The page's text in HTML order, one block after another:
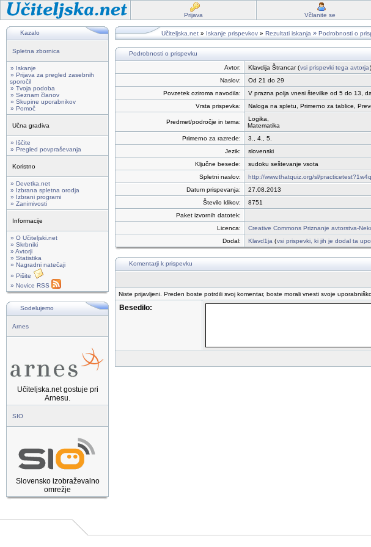
Prijava Včlanite se
Kazalo
Spletna zbornica
» Iskanje
» Prijava za pregled zasebnih
sporočil
» Tvoja podoba
» Seznam članov
» Skupine uporabnikov
» Pomoč
Učna gradiva
» Iščite
» Pregled povpraševanja
Koristno
» Devetka.net
» Izbrana spletna orodja
» Izbrani programi
» Zanimivosti
Informacije
» O Učiteljski.net
» Skrbniki
» Avtorji
» Statistika
» Nagradni natečaji
» Pišite
» Novice RSS
Sodelujemo
Arnes
Učiteljska.net gostuje pri
Arnesu.
SIO
Slovensko izobraževalno
omrežje
Učiteljska.net » Iskanje prispevkov » Rezultati iskanja » Podrobnosti o
Podrobnosti o prispevku
Avtor: Klavdija Štrancar (vsi prispevki tega avtorja)
Naslov:
Od 21 do 29
Povzetek oziroma navodila:
V prazna polja vnesi številke od 5 do 13,
Vrsta prispevka:
Naloga na spletu, Primerno za tablice,
Predmet/področje in tema:
Logika,
Matematika
Primerno za razrede:
3., 4., 5.
Jezik:
slovenski
Ključne besede:
sudoku seštevanje vsota
Spletni naslov:
http://www.thatquiz.org/sl/
Datum prispevanja:
27.08.2013
Število klikov:
8751
Paket izvornih datotek:
Licenca:
Creative Commons Priznanje avtorstva-
Dodal:
Klavd1ja (vsi prispevki, ki jih je dodal ta
Komentarji k prispevku
Niste prijavljeni. Preden boste potrdili svoj komentar, boste morali vnesti svoje
Besedilo: